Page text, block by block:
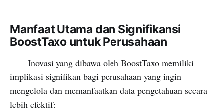
Manfaat Utama dan Signifikansi
BoostTaxo untuk Perusahaan
Inovasi yang dibawa oleh BoostTaxo memiliki
implikasi signifikan bagi perusahaan yang ingin
mengelola dan memanfaatkan data pengetahuan secara
lebih efektif: